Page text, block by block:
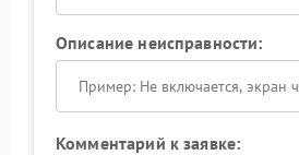
Описание неисправности:
Комментарий к заявке: